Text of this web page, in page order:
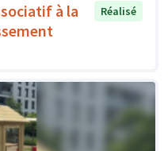
à la
Réalisé